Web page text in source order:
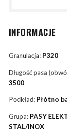
INFORMACJE
Granulacja: P320
Długość pasa
3500
Podkład: Płótno
Grupa: PASY
STAL/INOX